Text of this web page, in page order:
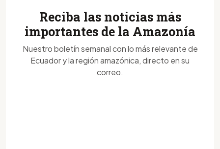
Reciba las noticias más
importantes de la Amazonía
Nuestro boletín semanal con lo más relevante de
Ecuador y la región amazónica, directo en su
correo.